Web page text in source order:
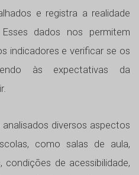
e registra a realidade
dados nos permitem
indicadores e verificar se os
às expectativas da
diversos aspectos
como salas de aula,
condições de acessibilidade,